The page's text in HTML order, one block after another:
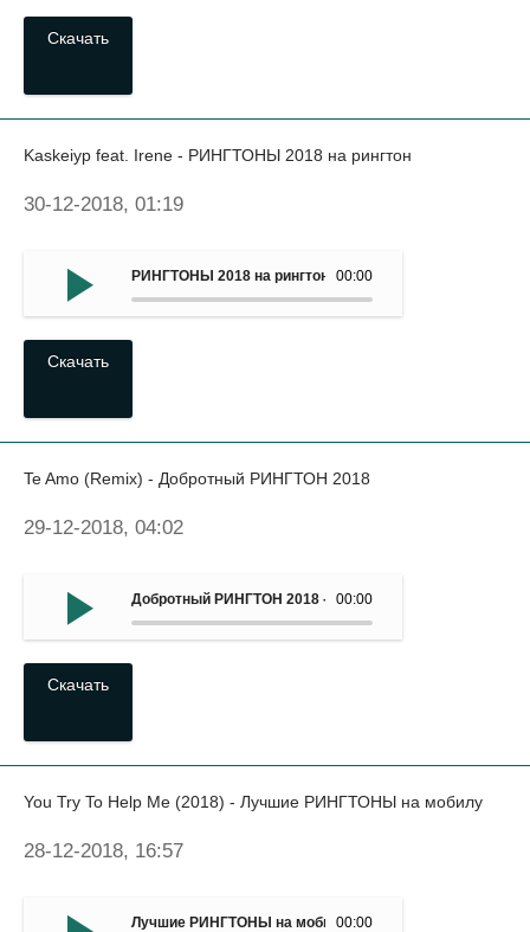
Скачать
Kaskeiyp feat. Irene - РИНГТОНЫ 2018 на рингтон
30-12-2018, 01:19
00:00
РИНГТОНЫ 2018 на рингтон - Kaskeiyp feat. Irene
Скачать
Te Amo (Remix) - Добротный РИНГТОН 2018
29-12-2018, 04:02
00:00
Добротный РИНГТОН 2018 - Te Amo (Remix)
Скачать
You Try To Help Me (2018) - Лучшие РИНГТОНЫ на мобилу
28-12-2018, 16:57
00:00
Лучшие РИНГТОНЫ на мобилу - You Try To Help Me